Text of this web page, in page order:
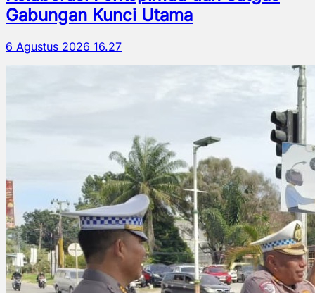
Gabungan Kunci Utama
6 Agustus 2026 16.27